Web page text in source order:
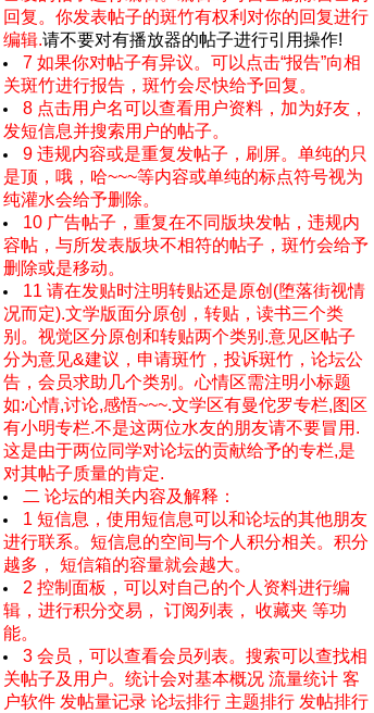
回复。你发表帖子的斑竹有权利对你的回复进行
编辑.请不要对有播放器的帖子进行引用操作!
7 如果你对帖子有异议。可以点击“报告”向相
关斑竹进行报告，斑竹会尽快给予回复。
8 点击用户名可以查看用户资料，加为好友，
发短信息并搜索用户的帖子。
9 违规内容或是重复发帖子，刷屏。单纯的只
是顶，哦，哈~~~等内容或单纯的标点符号视为
纯灌水会给予删除。
10 广告帖子，重复在不同版块发帖，违规内
容帖，与所发表版块不相符的帖子，斑竹会给予
删除或是移动。
11 请在发贴时注明转贴还是原创(堕落街视情
况而定).文学版面分原创，转贴，读书三个类
别。视觉区分原创和转贴两个类别.意见区帖子
分为意见&建议，申请斑竹，投诉斑竹，论坛公
告，会员求助几个类别。心情区需注明小标题
如:心情,讨论,感悟~~~.文学区有曼佗罗专栏,图区
有小明专栏.不是这两位水友的朋友请不要冒用.
这是由于两位同学对论坛的贡献给予的专栏,是
对其帖子质量的肯定.
二 论坛的相关内容及解释：
1 短信息，使用短信息可以和论坛的其他朋友
进行联系。短信息的空间与个人积分相关。积分
越多， 短信箱的容量就会越大。
2 控制面板，可以对自己的个人资料进行编
辑，进行积分交易， 订阅列表， 收藏夹 等功
能。
3 会员，可以查看会员列表。搜索可以查找相
关帖子及用户。统计会对基本概况 流量统计 客
户软件 发帖量记录 论坛排行 主题排行 发帖排行